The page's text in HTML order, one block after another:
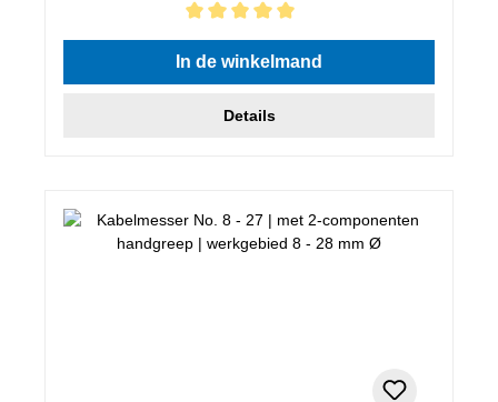
Gemiddelde waardering van 5 van 5 sterren
In de winkelmand
Details